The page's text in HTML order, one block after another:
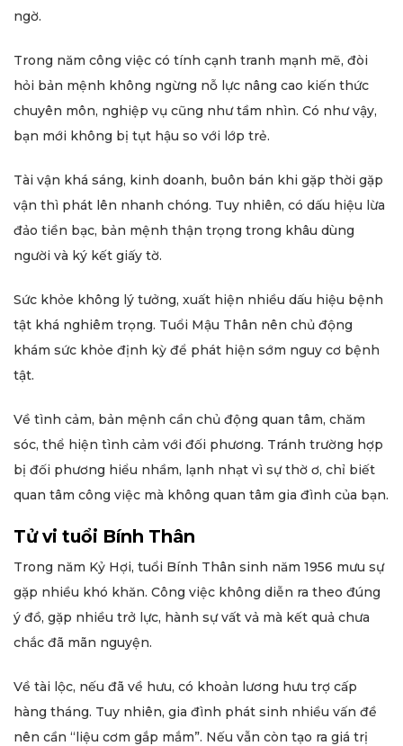
ngờ.
Trong năm công việc có tính cạnh tranh mạnh mẽ, đòi
hỏi bản mệnh không ngừng nỗ lực nâng cao kiến thức
chuyên môn, nghiệp vụ cũng như tầm nhìn. Có như vậy,
bạn mới không bị tụt hậu so với lớp trẻ.
Tài vận khá sáng, kinh doanh, buôn bán khi gặp thời gặp
vận thì phát lên nhanh chóng. Tuy nhiên, có dấu hiệu lừa
đảo tiền bạc, bản mệnh thận trọng trong khâu dùng
người và ký kết giấy tờ.
Sức khỏe không lý tưởng, xuất hiện nhiều dấu hiệu bệnh
tật khá nghiêm trọng. Tuổi Mậu Thân nên chủ động
khám sức khỏe định kỳ để phát hiện sớm nguy cơ bệnh
tật.
Về tình cảm, bản mệnh cần chủ động quan tâm, chăm
sóc, thể hiện tình cảm với đối phương. Tránh trường hợp
bị đối phương hiểu nhầm, lạnh nhạt vì sự thờ ơ, chỉ biết
quan tâm công việc mà không quan tâm gia đình của bạn.
Tử vi tuổi Bính Thân
Trong năm Kỷ Hợi, tuổi Bính Thân sinh năm 1956 mưu sự
gặp nhiều khó khăn. Công việc không diễn ra theo đúng
ý đồ, gặp nhiều trở lực, hành sự vất vả mà kết quả chưa
chắc đã mãn nguyện.
Về tài lộc, nếu đã về hưu, có khoản lương hưu trợ cấp
hàng tháng. Tuy nhiên, gia đình phát sinh nhiều vấn đề
nên cần “liệu cơm gắp mắm”. Nếu vẫn còn tạo ra giá trị